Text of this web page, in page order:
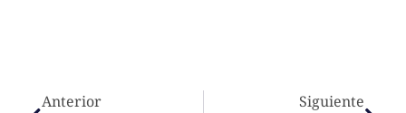
Anterior Siguiente